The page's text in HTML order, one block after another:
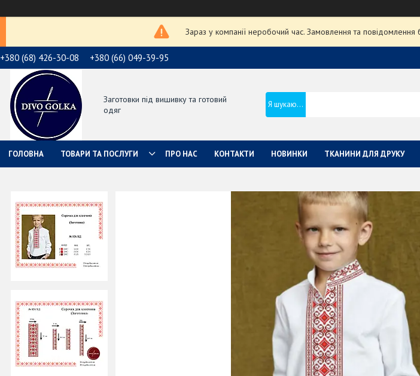
Зараз у компанії неробочий час. Замовлення та
+380 (68) 426-30-08 +380 (66) 049-39-95
Заготовки під вишивку та готовий
одяг
ГОЛОВНА ТОВАРИ ТА ПОСЛУГИ ПРО НАС КОНТАКТИ НОВИНКИ ТКАНИНИ ДЛЯ ДРУКУ